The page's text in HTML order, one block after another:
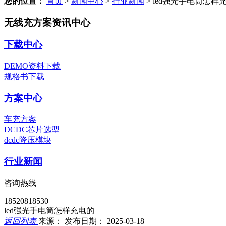
无线充方案资讯中心
下载中心
DEMO资料下载
规格书下载
方案中心
车充方案
DCDC芯片选型
dcdc降压模块
行业新闻
咨询热线
18520818530
led强光手电筒怎样充电的
返回列表来源： 发布日期： 2025-03-18